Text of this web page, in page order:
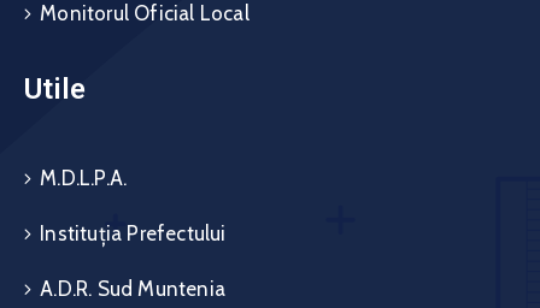
Monitorul Oficial Local
Utile
M.D.L.P.A.
Instituția Prefectului
A.D.R. Sud Muntenia